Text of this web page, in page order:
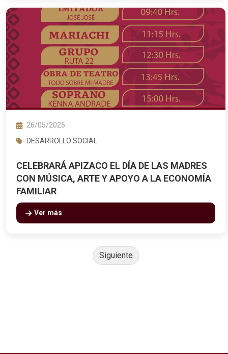
26/05/2025
DESARROLLO SOCIAL
CELEBRARÁ APIZACO EL DÍA DE LAS MADRES
CON MÚSICA, ARTE Y APOYO A LA ECONOMÍA
FAMILIAR
Ver más
Siguiente